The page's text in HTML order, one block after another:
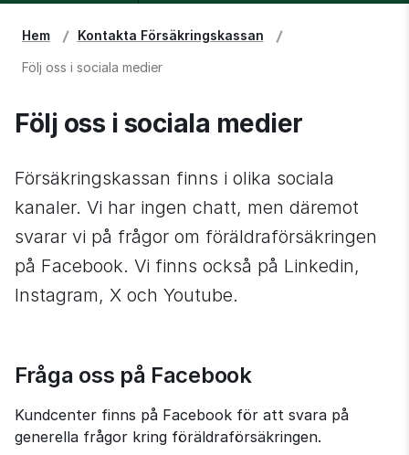
Hem Kontakta Försäkringskassan
Följ oss i sociala medier
Följ oss i sociala medier
Försäkringskassan finns i olika sociala
kanaler. Vi har ingen chatt, men däremot
svarar vi på frågor om föräldraförsäkringen
på Facebook. Vi finns också på Linkedin,
Instagram, X och Youtube.
Fråga oss på Facebook
Kundcenter finns på Facebook för att svara på
generella frågor kring föräldraförsäkringen.